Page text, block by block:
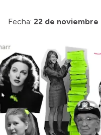
Convocatorias
Login
Fecha: 22 de noviembre